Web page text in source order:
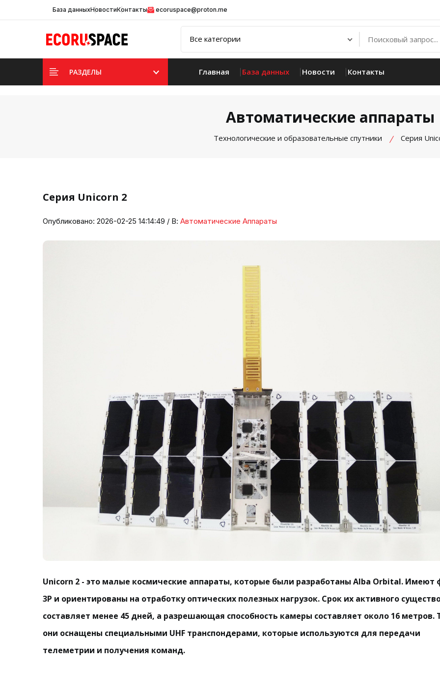
База данныхНовостиКонтакты ecoruspace@proton.me
РАЗДЕЛЫ Главная База данных Новости Контакты
Автоматические аппараты
Технологические и образовательные спутники Серия
Серия Unicorn 2
Опубликовано: 2026-02-25 14:14:49 / В: Автоматические Аппараты
Unicorn 2 - это малые космические аппараты, которые были разработаны Alba Orbital. Имеют
3P и ориентированы на отработку оптических полезных нагрузок. Срок их активного
составляет менее 45 дней, а разрешающая способность камеры составляет около 16 метров.
они оснащены специальными UHF транспондерами, которые используются для передачи
телеметрии и получения команд.